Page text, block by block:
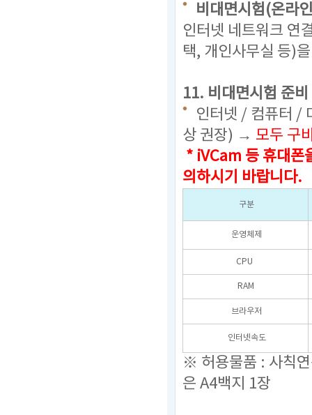
비대면시험(온라
인터넷 네트워크 연
택, 개인사무실 등)
11. 비대면시험 준
인터넷 / 컴퓨터 /
상 권장) → 모두 구
* iVCam 등 휴대폰
의하시기 바랍니다.
구분
운영체제
CPU
RAM
브라우저
인터넷속도
※ 허용물품 : 사칙
은 A4백지 1장